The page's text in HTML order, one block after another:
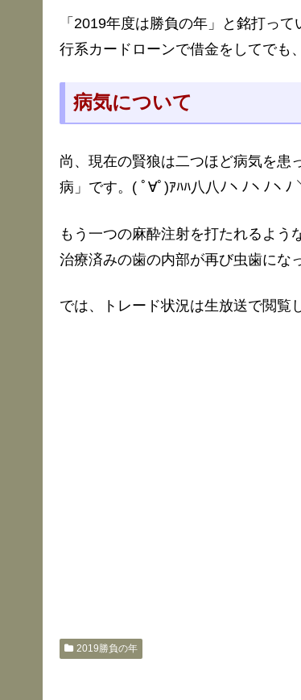
「2019年度は勝負の年」と銘打っ
行系カードローンで借金をしてでも
病気について
尚、現在の賢狼は二つほど病気を患
病」です。( ﾟ∀ﾟ)ｱﾊﾊ八八ﾉヽﾉヽﾉヽﾉ
もう一つの麻酔注射を打たれるよう
治療済みの歯の内部が再び虫歯にな
では、トレード状況は生放送で閲覧
2019勝負の年